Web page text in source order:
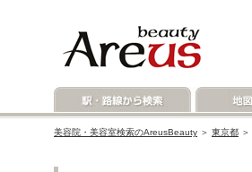
美容院・美容室検索のAreusBeauty ＞ 東京都 ＞